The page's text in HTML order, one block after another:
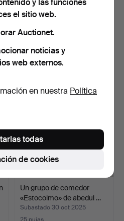
Un grupo de comedor de
estilo gustaviano d…
16 pujas
258 USD
Un grupo de comedor
«Estocolmo» de abedul …
Subastado 30 oct 2025
y las funciones
el sitio web.
Auctionet.
noticias y
web externos.
en nuestra Política
de cookies
todas